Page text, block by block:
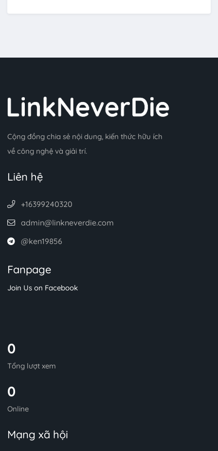
Cộng đồng chia sẻ nội dung, kiến thức hữu ích
về công nghệ và giải trí.
Liên hệ
+16399240320
admin@linkneverdie.com
@ken19856
Fanpage
Join Us on Facebook
0
Tổng lượt xem
0
Online
Mạng xã hội